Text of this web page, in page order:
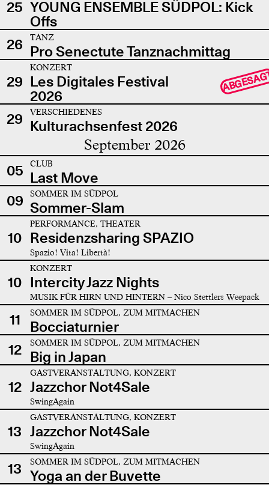
25 YOUNG ENSEMBLE SÜDPOL: Kick
Offs
26
TANZ
Pro Senectute Tanznachmittag
29
KONZERT
Les Digitales Festival
2026
29 VERSCHIEDENES
Kulturachsenfest 2026
September 2026
05 CLUB
Last Move
09
SOMMER IM SÜDPOL
Sommer-Slam
10
PERFORMANCE, THEATER
Residenzsharing SPAZIO
Spazio! Vita! Libertà!
10
KONZERT
Intercity Jazz Nights
MUSIK FÜR HIRN UND HINTERN – Nico Stettlers Weepack
11 SOMMER IM SÜDPOL, ZUM MITMACHEN
Bocciaturnier
12
SOMMER IM SÜDPOL, ZUM MITMACHEN
Big in Japan
12
GASTVERANSTALTUNG, KONZERT
Jazzchor Not4Sale
SwingAgain
13
GASTVERANSTALTUNG, KONZERT
Jazzchor Not4Sale
SwingAgain
13 SOMMER IM SÜDPOL, ZUM MITMACHEN
Yoga an der Buvette